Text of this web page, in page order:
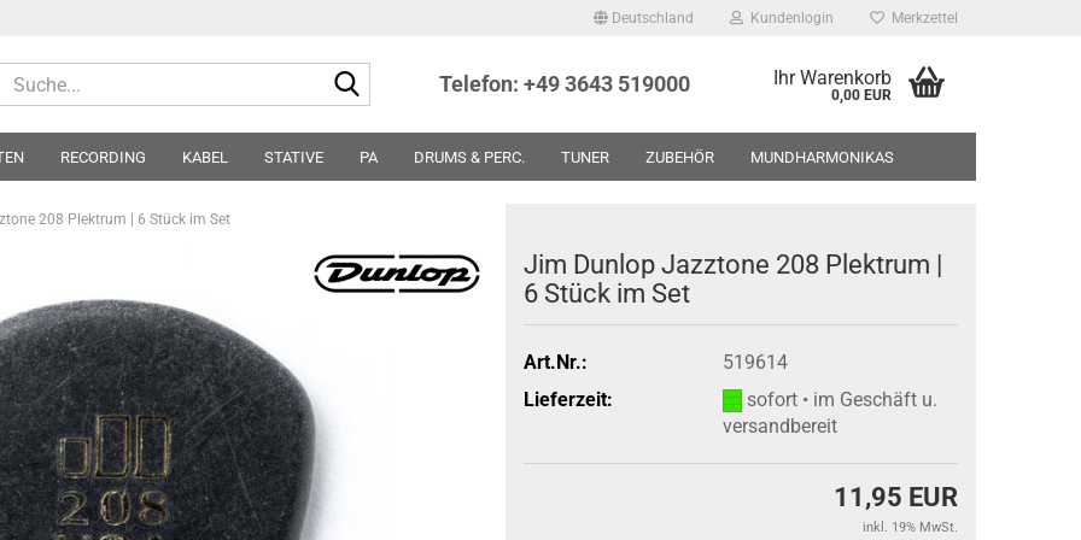
Deutschland Kundenlogin Merkzettel
Telefon: +49 3643 519000 Ihr Warenkorb
0,00 EUR
RECORDING KABEL STATIVE PA DRUMS & PERC. TUNER ZUBEHÖR MUNDHARMONIKAS
208 Plektrum | 6 Stück im Set
Jim Dunlop Jazztone 208 Plektrum |
6 Stück im Set
Art.Nr.:
519614
Lieferzeit:
sofort • im Geschäft u.
versandbereit
11,95 EUR
inkl. 19% MwSt.